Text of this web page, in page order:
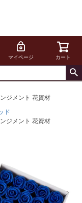
マイページ カート
ジメント 花資材
ド
ジメント 花資材